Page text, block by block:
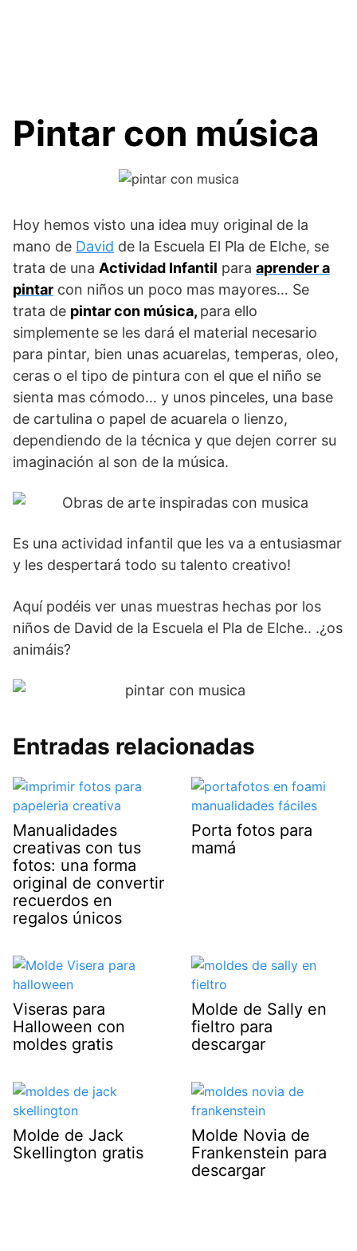
Pintar con música
Hoy hemos visto una idea muy original de la
mano de David de la Escuela El Pla de Elche, se
trata de una Actividad Infantil para aprender a
pintar con niños un poco mas mayores… Se
trata de pintar con música, para ello
simplemente se les dará el material necesario
para pintar, bien unas acuarelas, temperas, oleo,
ceras o el tipo de pintura con el que el niño se
sienta mas cómodo… y unos pinceles, una base
de cartulina o papel de acuarela o lienzo,
dependiendo de la técnica y que dejen correr su
imaginación al son de la música.
Es una actividad infantil que les va a entusiasmar
y les despertará todo su talento creativo!
Aquí podéis ver unas muestras hechas por los
niños de David de la Escuela el Pla de Elche.. .¿os
animáis?
Entradas relacionadas
Manualidades
creativas con tus
fotos: una forma
original de convertir
recuerdos en
regalos únicos
Porta fotos para
mamá
Viseras para
Halloween con
moldes gratis
Molde de Sally en
fieltro para
descargar
Molde de Jack
Skellington gratis
Molde Novia de
Frankenstein para
descargar